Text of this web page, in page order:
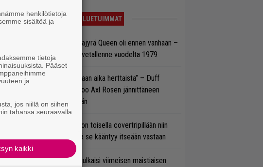
LUETUIMMAT
Tällainen keikkajyrä Queen oli ennen vanhaan –
katso tulinen livetallenne vuodelta 1979
”Se oli oikeastaan aika herttaista” – Duff
McKagan kertoo Axl Rosen jännittäneen
AC/DC-pestiään
Arvio: Saimaa on toisella covertripillään niin
suvereeni, että se kääntyy itseään vastaan
Marko Annala julkaisi viimeisen maistiaisen
henkilötietoja
sisältöä ja
tietoja
Pääset
ja
jos niillä on siihen
tahansa seuraavalla
kaikki